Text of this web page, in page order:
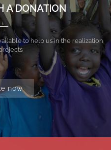
A DONATION
to help us in the realization
now